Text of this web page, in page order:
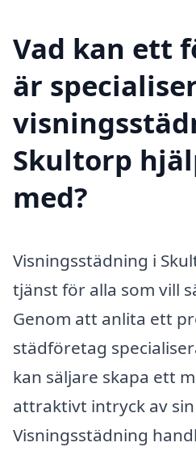
Vad kan ett
är
Skultorp
med?
Visningsstädning i
tjänst för alla som vill
Genom att anlita ett
städföretag
kan säljare skapa ett
attraktivt intryck av
Visningsstädning